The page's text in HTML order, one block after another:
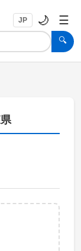
🔍
JP 🌙 ☰